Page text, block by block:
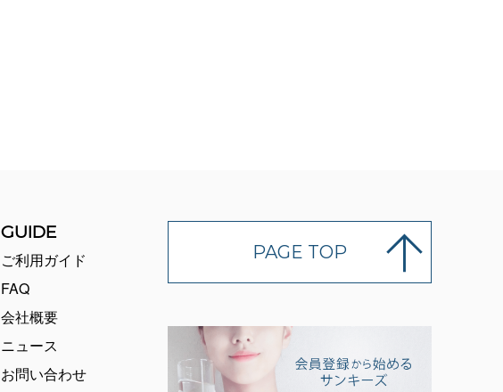
GUIDE
ご利用ガイド
FAQ
会社概要
ニュース
お問い合わせ
PAGE TOP